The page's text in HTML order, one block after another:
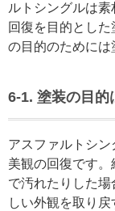
ルトシングルは
回復を目的とし
の目的のためには
6-1. 塗装の目的
アスファルトシン
美観の回復です
で汚れたりした
しい外観を取り戻